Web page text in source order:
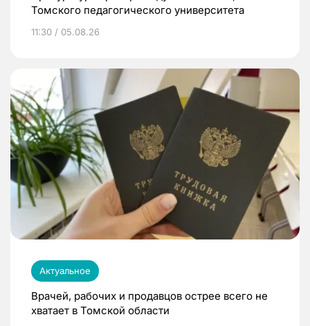
Томского педагогического университета
11:30 / 05.08.26
Актуальное
Врачей, рабочих и продавцов острее всего не
хватает в Томской области